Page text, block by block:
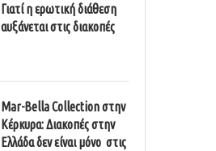
Γιατί η ερωτική διάθεση
αυξάνεται στις διακοπές
Mar-Bella Collection στην
Κέρκυρα: Διακοπές στην
Ελλάδα δεν είναι μόνο στις